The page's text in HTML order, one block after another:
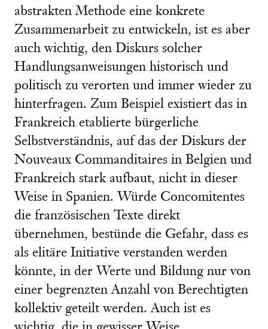
abstrakten Methode eine konkrete
Zusammenarbeit zu entwickeln, ist es aber
auch wichtig, den Diskurs solcher
Handlungsanweisungen historisch und
politisch zu verorten und immer wieder zu
hinterfragen. Zum Beispiel existiert das in
Frankreich etablierte bürgerliche
Selbstverständnis, auf das der Diskurs der
Nouveaux Commanditaires in Belgien und
Frankreich stark aufbaut, nicht in dieser
Weise in Spanien. Würde Concomitentes
die französischen Texte direkt
übernehmen, bestünde die Gefahr, dass es
als elitäre Initiative verstanden werden
könnte, in der Werte und Bildung nur von
einer begrenzten Anzahl von Berechtigten
kollektiv geteilt werden. Auch ist es